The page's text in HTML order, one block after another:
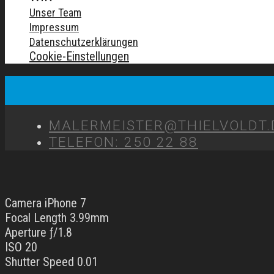
Unser Team
Impressum
Datenschutzerklärungen
Cookie-Einstellungen
TELEFON: 250 22 88
Camera iPhone 7
Focal Length 3.99mm
Aperture ƒ/1.8
ISO 20
Shutter Speed 0.01